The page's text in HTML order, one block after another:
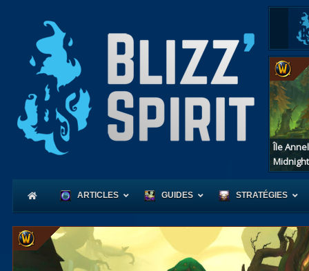
Île
Midnight
ARTICLES GUIDES STRATÉGIES